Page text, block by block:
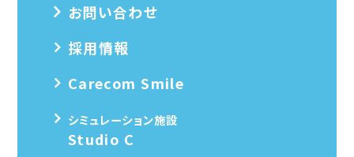
お問い合わせ
採用情報
Carecom Smile
シミュレーション施設
Studio C